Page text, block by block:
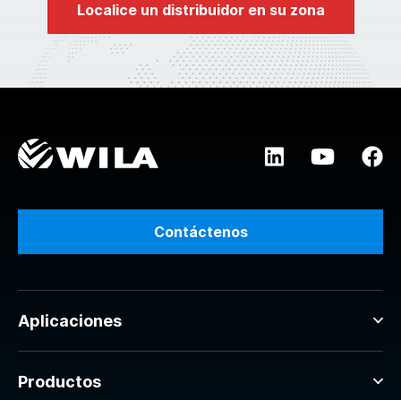
Localice un distribuidor en su zona
Contáctenos
Aplicaciones
Productos